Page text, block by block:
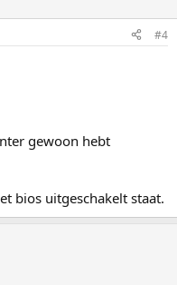
#4
gewoon hebt
bios uitgeschakelt staat.